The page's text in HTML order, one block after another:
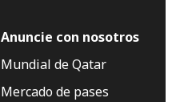
Anuncie con nosotros
Mundial de Qatar
Mercado de pases